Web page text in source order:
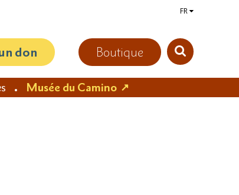
FR
Boutique
don
Musée du Camino